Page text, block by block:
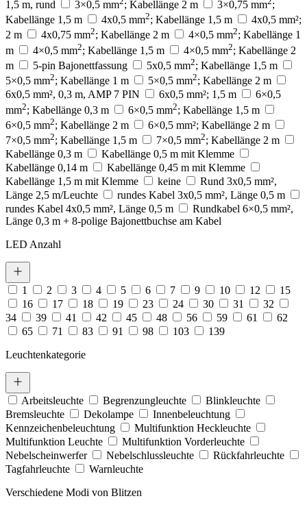
1,5 m, rund
3×0,5 mm ; Kabellänge 2 m 3×0,75 mm ;
Kabellänge 1,5 m
4x0,5 mm2; Kabellänge 1,5 m
4x0,5 mm²;
2 m
4x0,75 mm2; Kabellänge 2 m 4×0,5 mm2; Kabellänge 1
m
4×0,5 mm2; Kabellänge 1,5 m 4×0,5 mm2; Kabellänge 2
m
5-pin Bajonettfassung 5x0,5 mm2; Kabellänge 1,5 m
5×0,5 mm2; Kabellänge 1 m 5×0,5 mm2; Kabellänge 2 m
6x0,5 mm², 0,3 m, AMP 7 PIN
6x0,5 mm²; 1,5 m
6×0,5
mm2; Kabellänge 0,3 m 6×0,5 mm2; Kabellänge 1,5 m
6×0,5 mm2; Kabellänge 2 m
6×0,5 mm²; Kabellänge 2 m
7×0,5 mm2; Kabellänge 1,5 m 7×0,5 mm2; Kabellänge 2 m
Kabellänge 0,3 m
Kabellänge 0,5 m mit Klemme
Kabellänge 0,14 m
Kabellänge 0,45 m mit Klemme
Kabellänge 1,5 m mit Klemme
keine
Rund 3x0,5 mm²,
Länge 2,5 m/Leuchte
rundes Kabel 3x0,5 mm², Länge 0,5 m
rundes Kabel 4x0,5 mm², Länge 0,5 m
Rundkabel 6×0,5 mm²,
Länge 0,3 m + 8-polige Bajonettbuchse am Kabel
LED Anzahl
1 2 3 4 5 6 7 9 10 12
15
16
17 18 19 23 24 30 31
32
34
39 41 42 45 48 56 59 61
62
65
71 83 91 98 103
139
Leuchtenkategorie
Arbeitsleuchte Begrenzungleuchte
Blinkleuchte
Bremsleuchte
Dekolampe
Innenbeleuchtung
Kennzeichenbeleuchtung
Multifunktion Heckleuchte
Multifunktion Leuchte
Multifunktion Vorderleuchte
Nebelscheinwerfer
Nebelschlussleuchte
Rückfahrleuchte
Tagfahrleuchte
Warnleuchte
Verschiedene Modi von Blitzen